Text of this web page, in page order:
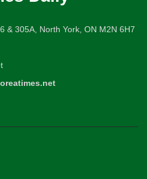
& 305A, North York, ON M2N 6H7